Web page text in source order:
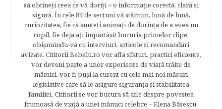
să obtineţi ceea ce vă doriţi – o informaţie corectă, clară şi
sigură. În cele 84 de secțuni vă stârnim, lună de lună,
curiozitatea, fie că sunteţi animaţi de dorinţa de a avea un
copil, fie deja aţi împărtăşit bucuria primelor clipe,
obişnuindu-vă cu interviuri, articole şi recomandări
avizate. Cititorii Bebelu.ro vor afla sfaturi, practici eficiente,
vor deveni parte a unor experienţe de viaţă trăite de
mămici, vor fi puşi la curent cu cele mai noi măsuri
legislative care să le asigure siguranţa şi stabilitatea
familiei. Cititorii se vor bucura să afle despre povestea
frumoasă de viață a unei mămici celebre – Elena Băsescu,